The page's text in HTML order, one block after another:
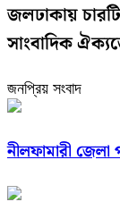
জলঢাকায়
সাংবাদিক
জনপ্রিয় সংবাদ
নীলফামারী জেলা